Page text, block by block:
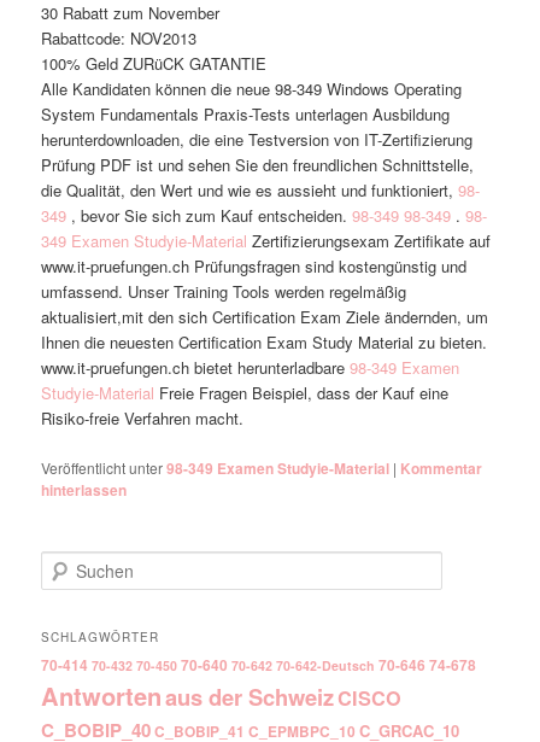
30 Rabatt zum November
Rabattcode: NOV2013
100% Geld ZURüCK GATANTIE
Alle Kandidaten können die neue 98-349 Windows Operating
System Fundamentals Praxis-Tests unterlagen Ausbildung
herunterdownloaden, die eine Testversion von IT-Zertifizierung
Prüfung PDF ist und sehen Sie den freundlichen Schnittstelle,
die Qualität, den Wert und wie es aussieht und funktioniert,98-
349 , bevor Sie sich zum Kauf entscheiden.98-349 98-349 .98-
349 Examen Studyie-Material Zertifizierungsexam Zertifikate auf
www.it-pruefungen.ch Prüfungsfragen sind kostengünstig und
umfassend. Unser Training Tools werden regelmäßig
aktualisiert,mit den sich Certification Exam Ziele ändernden, um
Ihnen die neuesten Certification Exam Study Material zu bieten.
www.it-pruefungen.ch bietet herunterladbare98-349 Examen
Studyie-Material Freie Fragen Beispiel, dass der Kauf eine
Risiko-freie Verfahren macht.
Veröffentlicht unter98-349 Examen Studyie-Material | Kommentar
hinterlassen
Suchen
SCHLAGWÖRTER
70-414 70-432 70-450 70-640 70-642 70-642-Deutsch 70-646 74-678
Antwortenaus der SchweizCISCO
C_BOBIP_40C_BOBIP_41 C_EPMBPC_10 C_GRCAC_10